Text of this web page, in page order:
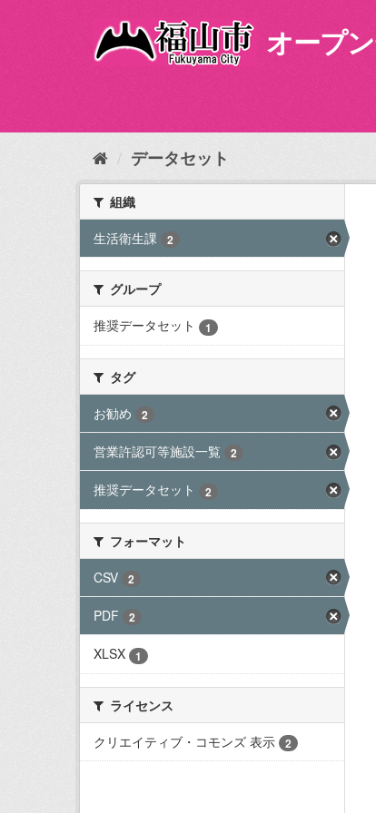
内
オープ
データセット
組織
生活衛生課
2
グループ
推奨データセット
1
タグ
お勧め
2
営業許認可等施設一覧 2
推奨データセット 2
フォーマット
CSV
2
PDF 2
XLSX 1
ライセンス
クリエイティブ・コモンズ 表示
2